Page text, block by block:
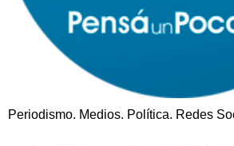
Periodismo. Medios. Política. Redes